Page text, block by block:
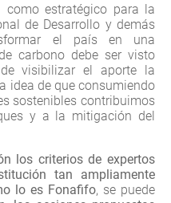
como estratégico para la
de Desarrollo y demás
el país en una
carbono debe ser visto
visibilizar el aporte la
idea de que consumiendo
sostenibles contribuimos
y a la mitigación del
los criterios de expertos
tan ampliamente
lo es Fonafifo, se puede